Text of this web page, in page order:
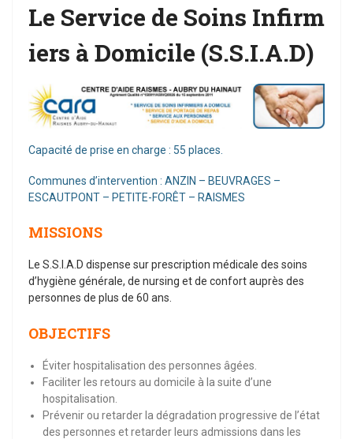
Le Service de Soins Infirm
iers à Domicile (S.S.I.A.D)
Capacité de prise en charge : 55 places.
Communes d’intervention : ANZIN – BEUVRAGES –
ESCAUTPONT – PETITE-FORÊT – RAISMES
MISSIONS
Le S.S.I.A.D dispense sur prescription médicale des soins
d’hygiène générale, de nursing et de confort auprès des
personnes de plus de 60 ans.
OBJECTIFS
Éviter hospitalisation des personnes âgées.
Faciliter les retours au domicile à la suite d’une
hospitalisation.
Prévenir ou retarder la dégradation progressive de l’état
des personnes et retarder leurs admissions dans les